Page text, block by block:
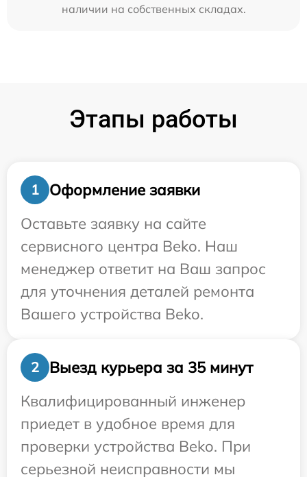
наличии на собственных складах.
Этапы работы
1
Оформление заявки
Оставьте заявку на сайте
сервисного центра Beko. Наш
менеджер ответит на Ваш запрос
для уточнения деталей ремонта
Вашего устройства Beko.
2
Выезд курьера за 35 минут
Квалифицированный инженер
приедет в удобное время для
проверки устройства Beko. При
серьезной неисправности мы